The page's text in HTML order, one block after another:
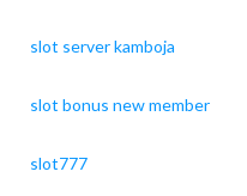
slot server kamboja
slot bonus new member
slot777